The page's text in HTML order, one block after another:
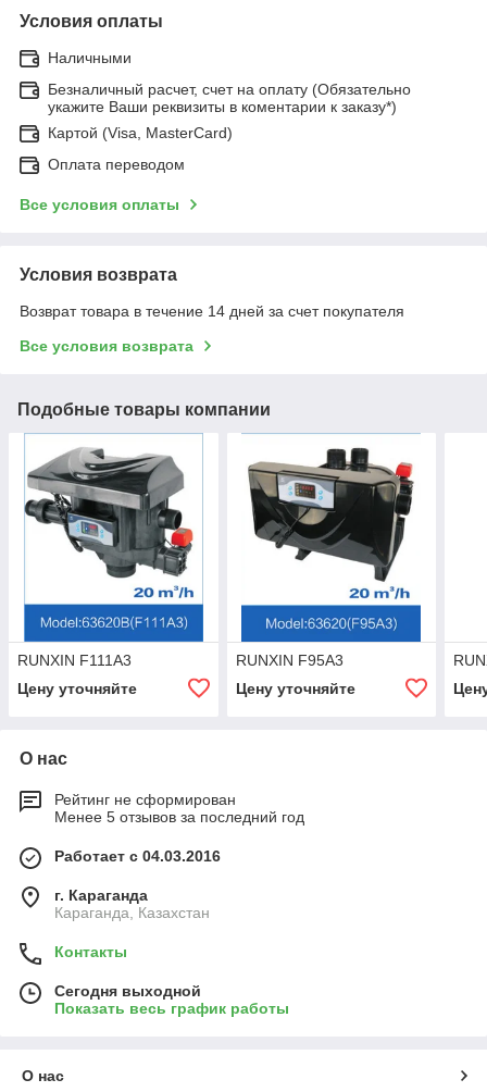
Условия оплаты
Наличными
Безналичный расчет, счет на оплату (Обязательно
укажите Ваши реквизиты в коментарии к заказу*)
Картой (Visa, MasterCard)
Оплата переводом
Все условия оплаты
Условия возврата
Возврат товара в течение 14 дней за счет покупателя
Все условия возврата
Подобные товары компании
RUNXIN F111A3
Цену уточняйте
RUNXIN F95A3
Цену уточняйте
О нас
Рейтинг не сформирован
Менее 5 отзывов за последний год
Работает с 04.03.2016
г. Караганда
Караганда, Казахстан
Контакты
Сегодня выходной
Показать весь график работы
О нас